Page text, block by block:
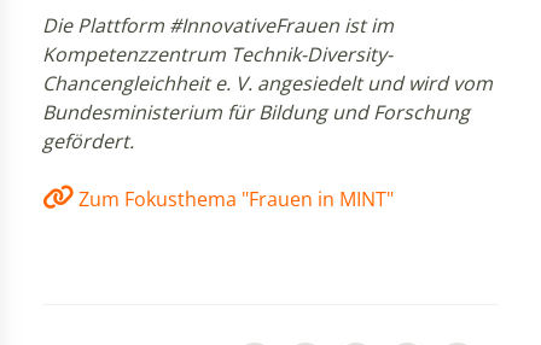
Die Plattform #InnovativeFrauen ist im
Kompetenzzentrum Technik-Diversity-
Chancengleichheit e. V. angesiedelt und wird vom
Bundesministerium für Bildung und Forschung
gefördert.
Zum Fokusthema "Frauen in MINT"